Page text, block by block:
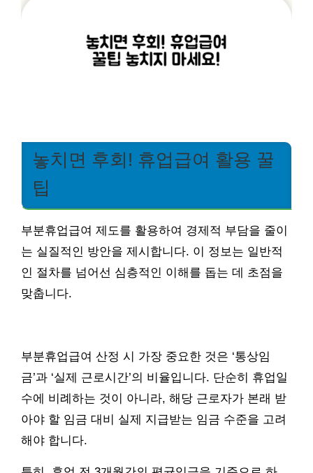
놓치면 후회! 휴업급여 활용 꿀
팁
부분휴업급여 제도를 활용하여 경제적 부담을 줄이
는 실질적인 방안을 제시합니다. 이 정보는 일반적
인 절차를 넘어선 심층적인 이해를 돕는 데 초점을
맞춥니다.
부분휴업급여 산정 시 가장 중요한 것은 ‘통상임
금’과 ‘실제 근로시간’의 비율입니다. 단순히 휴업일
수에 비례하는 것이 아니라, 해당 근로자가 본래 받
아야 할 임금 대비 실제 지급받는 임금 수준을 고려
해야 합니다.